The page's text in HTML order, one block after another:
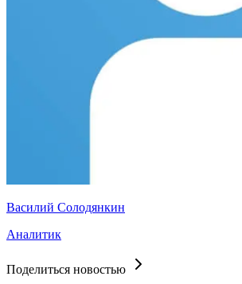
Василий Солодянкин
Аналитик
Поделиться новостью